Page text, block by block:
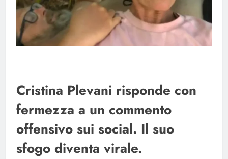
Cristina Plevani risponde con
fermezza a un commento
offensivo sui social. Il suo
sfogo diventa virale.